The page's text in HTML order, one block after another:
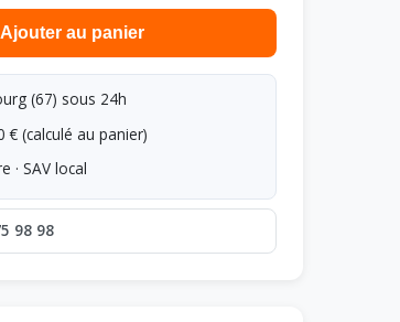
Ajouter au panier
(67) sous 24h
(calculé au panier)
· SAV local
98 98